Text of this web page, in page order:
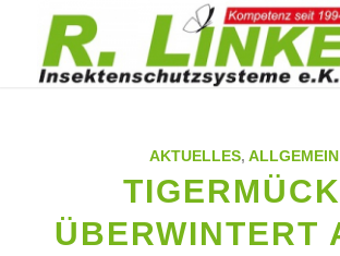
AKTUELLES, ALLGEMEIN
ÜBERWINTERT